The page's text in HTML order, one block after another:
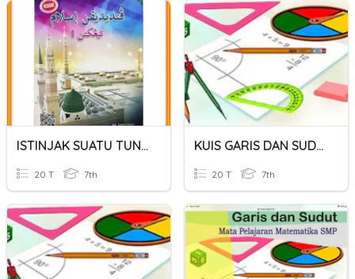
ISTINJAK SUATU TUNTUTAN
20 T 7th
KUIS GARIS DAN SUDUT
20 T 7th